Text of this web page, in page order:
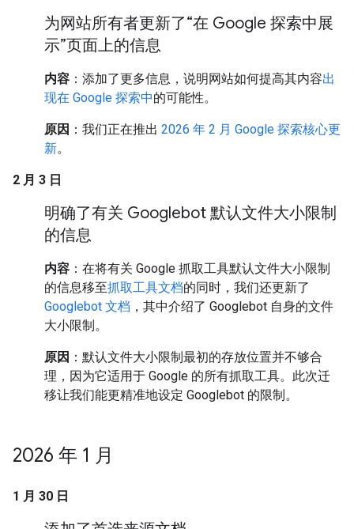
为网站所有者更新了“在 Google 探索中展
示”页面上的信息
内容 ：添加了更多信息，说明网站如何提高其内容出
现在 Google 探索中的可能性。
原因 ：我们正在推出 2026 年 2 月 Google 探索核心更
新。
2 月 3 日
明确了有关 Googlebot 默认文件大小限制
的信息
内容 ：在将有关 Google 抓取工具默认文件大小限制
的信息移至抓取工具文档的同时，我们还更新了
Googlebot 文档 ，其中介绍了 Googlebot 自身的文件
大小限制。
原因 ：默认文件大小限制最初的存放位置并不够合
理，因为它适用于 Google 的所有抓取工具。此次迁
移让我们能更精准地设定 Googlebot 的限制。
2026 年 1 月
1 月 30 日